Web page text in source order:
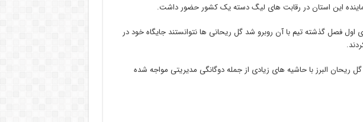
این استان در رقابت های لیگ دسته یک کشور حضور داشت.
اول فصل گذشته تیم با آن روبرو شد گل ریحانی ها نتوانستند جایگاه خود در
ریحان البرز با حاشیه های زیادی از جمله دوگانگی مدیریتی مواجه شده